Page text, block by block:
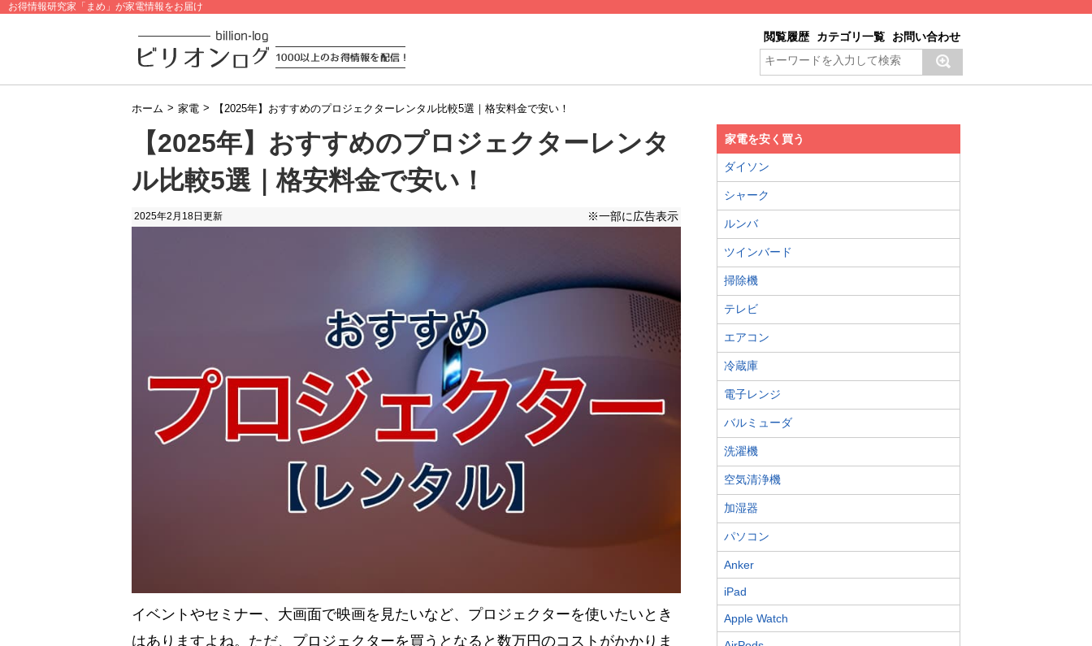
お得情報研究家「まめ」が家電情報をお届け
閲覧履歴 カテゴリ一覧 お問い合わせ
ホーム > 家電 > 【2025年】おすすめのプロジェクターレンタル比較5選｜格安料金で安い！
【2025年】おすすめのプロジェクターレンタ
ル比較5選｜格安料金で安い！
2025年2月18日 更新 ※一部に広告表示
イベントやセミナー、大画面で映画を見たいなど、プロジェクターを使いたいとき
はありますよね。ただ、プロジェクターを買うとなると数万円のコストがかかりま
家電を安く買う
ダイソン
シャーク
ルンバ
ツインバード
掃除機
テレビ
エアコン
冷蔵庫
電子レンジ
バルミューダ
洗濯機
空気清浄機
加湿器
パソコン
Anker
iPad
Apple Watch